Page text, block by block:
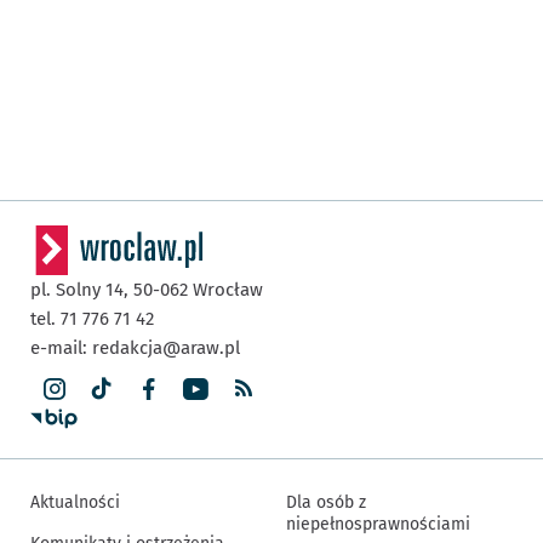
pl. Solny 14, 50-062 Wrocław
tel. 71 776 71 42
e-mail: redakcja@araw.pl
Aktualności
Dla osób z
niepełnosprawnościami